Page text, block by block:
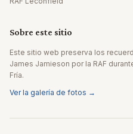
Sobre este sitio
Este sitio web preserva los
James Jamieson por la RAF
Fría.
Ver la galería de fotos →